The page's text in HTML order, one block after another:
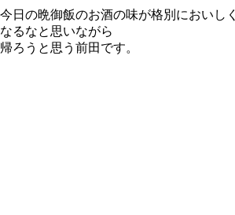
今日の晩御飯のお酒の味が格別においしく
なるなと思いながら
帰ろうと思う前田です。